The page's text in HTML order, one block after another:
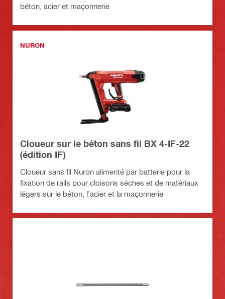
béton, acier et maçonnerie
NURON
Cloueur sur le béton sans fil BX 4-IF-22
(édition IF)
Cloueur sans fil Nuron alimenté par batterie pour la
fixation de rails pour cloisons sèches et de matériaux
légers sur le béton, l’acier et la maçonnerie